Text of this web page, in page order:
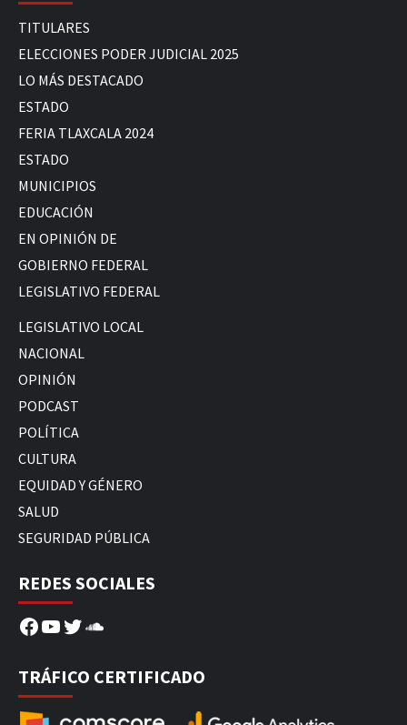
TITULARES
ELECCIONES PODER JUDICIAL 2025
LO MÁS DESTACADO
ESTADO
FERIA TLAXCALA 2024
ESTADO
MUNICIPIOS
EDUCACIÓN
EN OPINIÓN DE
GOBIERNO FEDERAL
LEGISLATIVO FEDERAL
LEGISLATIVO LOCAL
NACIONAL
OPINIÓN
PODCAST
POLÍTICA
CULTURA
EQUIDAD Y GÉNERO
SALUD
SEGURIDAD PÚBLICA
REDES SOCIALES
Facebook
YouTube
Twitter
SoundCloud
TRÁFICO CERTIFICADO